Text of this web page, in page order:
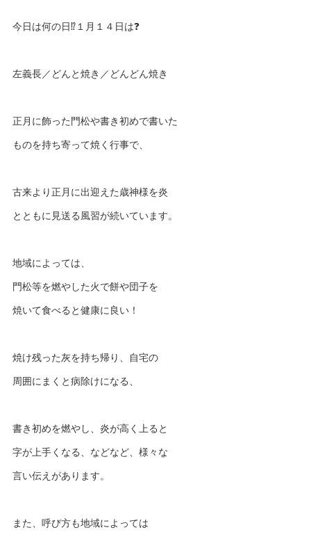
今日は何の日⁉️１月１４日は❓
左義長／どんと焼き／どんどん焼き
正月に飾った門松や書き初めで書いた
ものを持ち寄って焼く行事で、
古来より正月に出迎えた歳神様を炎
とともに見送る風習が続いています。
地域によっては、
門松等を燃やした火で餅や団子を
焼いて食べると健康に良い！
焼け残った灰を持ち帰り、自宅の
周囲にまくと病除けになる、
書き初めを燃やし、炎が高く上ると
字が上手くなる、などなど、様々な
言い伝えがあります。
また、呼び方も地域によっては